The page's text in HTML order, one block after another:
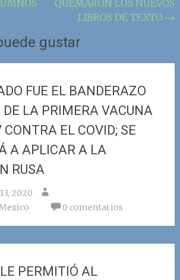
QUEMARON LOS NUEVOS
LIBROS DE TEXTO →
gustar
FUE EL BANDERAZO
DE LA PRIMERA VACUNA
EL COVID; SE
A APLICAR A LA
RUSA
2020
0 comentarios
PERMITIÓ AL